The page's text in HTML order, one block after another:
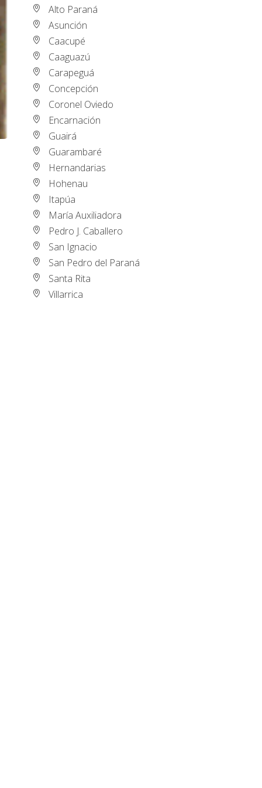
Alto Paraná
Asunción
Caacupé
Caaguazú
Carapeguá
Concepción
Coronel Oviedo
Encarnación
Guairá
Guarambaré
Hernandarias
Hohenau
Itapúa
María Auxiliadora
Pedro J. Caballero
San Ignacio
San Pedro del Paraná
Santa Rita
Villarrica